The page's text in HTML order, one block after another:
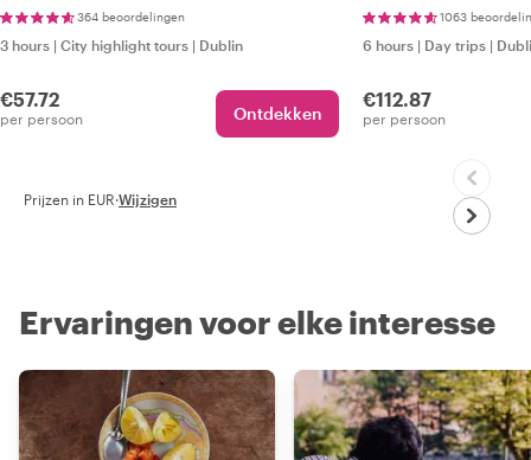
364 beoordelingen
3 hours | City highlight tours | Dublin
€57.72
per persoon Ontdekken
1063
6 hours | Day trips |
€112.87
per persoon
Prijzen in EUR·Wijzigen
Ervaringen voor elke interesse